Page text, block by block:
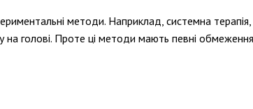
методи. Наприклад, системна
голові. Проте ці методи мають певні обмеження